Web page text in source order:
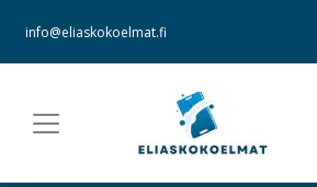
info@eliaskokoelmat.fi